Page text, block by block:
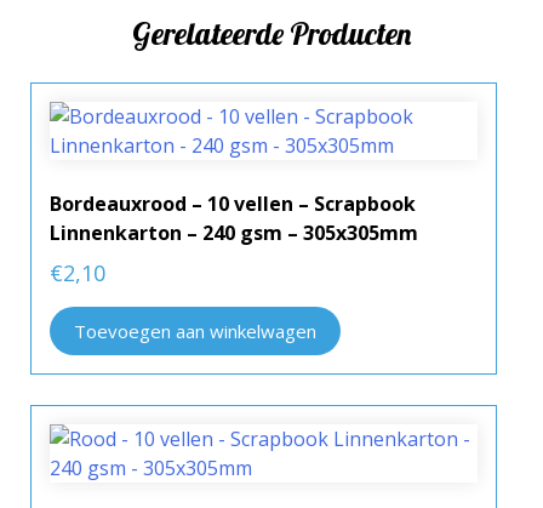
Gerelateerde Producten
Bordeauxrood – 10 vellen – Scrapbook
Linnenkarton – 240 gsm – 305x305mm
€2,10
Toevoegen aan winkelwagen